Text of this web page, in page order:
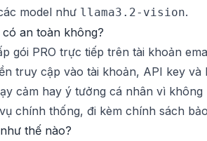
model như llama3.2-vision.
an toàn không?
gói PRO trực tiếp trên tài khoản
truy cập vào tài khoản, API key và
cảm hay ý tưởng cá nhân vì
chính thống, đi kèm chính sách
thế nào?